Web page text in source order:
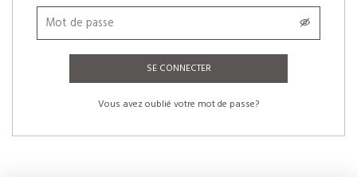
SE CONNECTER
Vous avez oublié votre mot de passe?